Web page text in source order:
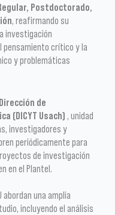
Postdoctorado,
, reafirmando su
investigación
pensamiento crítico y la
y problemáticas
Dirección de
(DICYT Usach) , unidad
investigadores y
periódicamente para
de investigación
en el Plantel.
abordan una amplia
incluyendo el análisis